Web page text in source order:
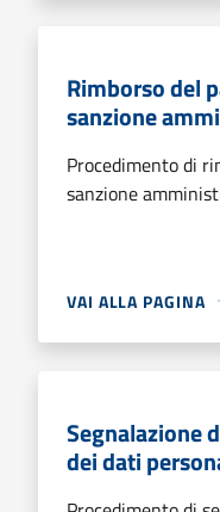
Rimborso del
sanzione
Procedimento di
sanzione
VAI ALLA PAGINA
Segnalazione
dei dati